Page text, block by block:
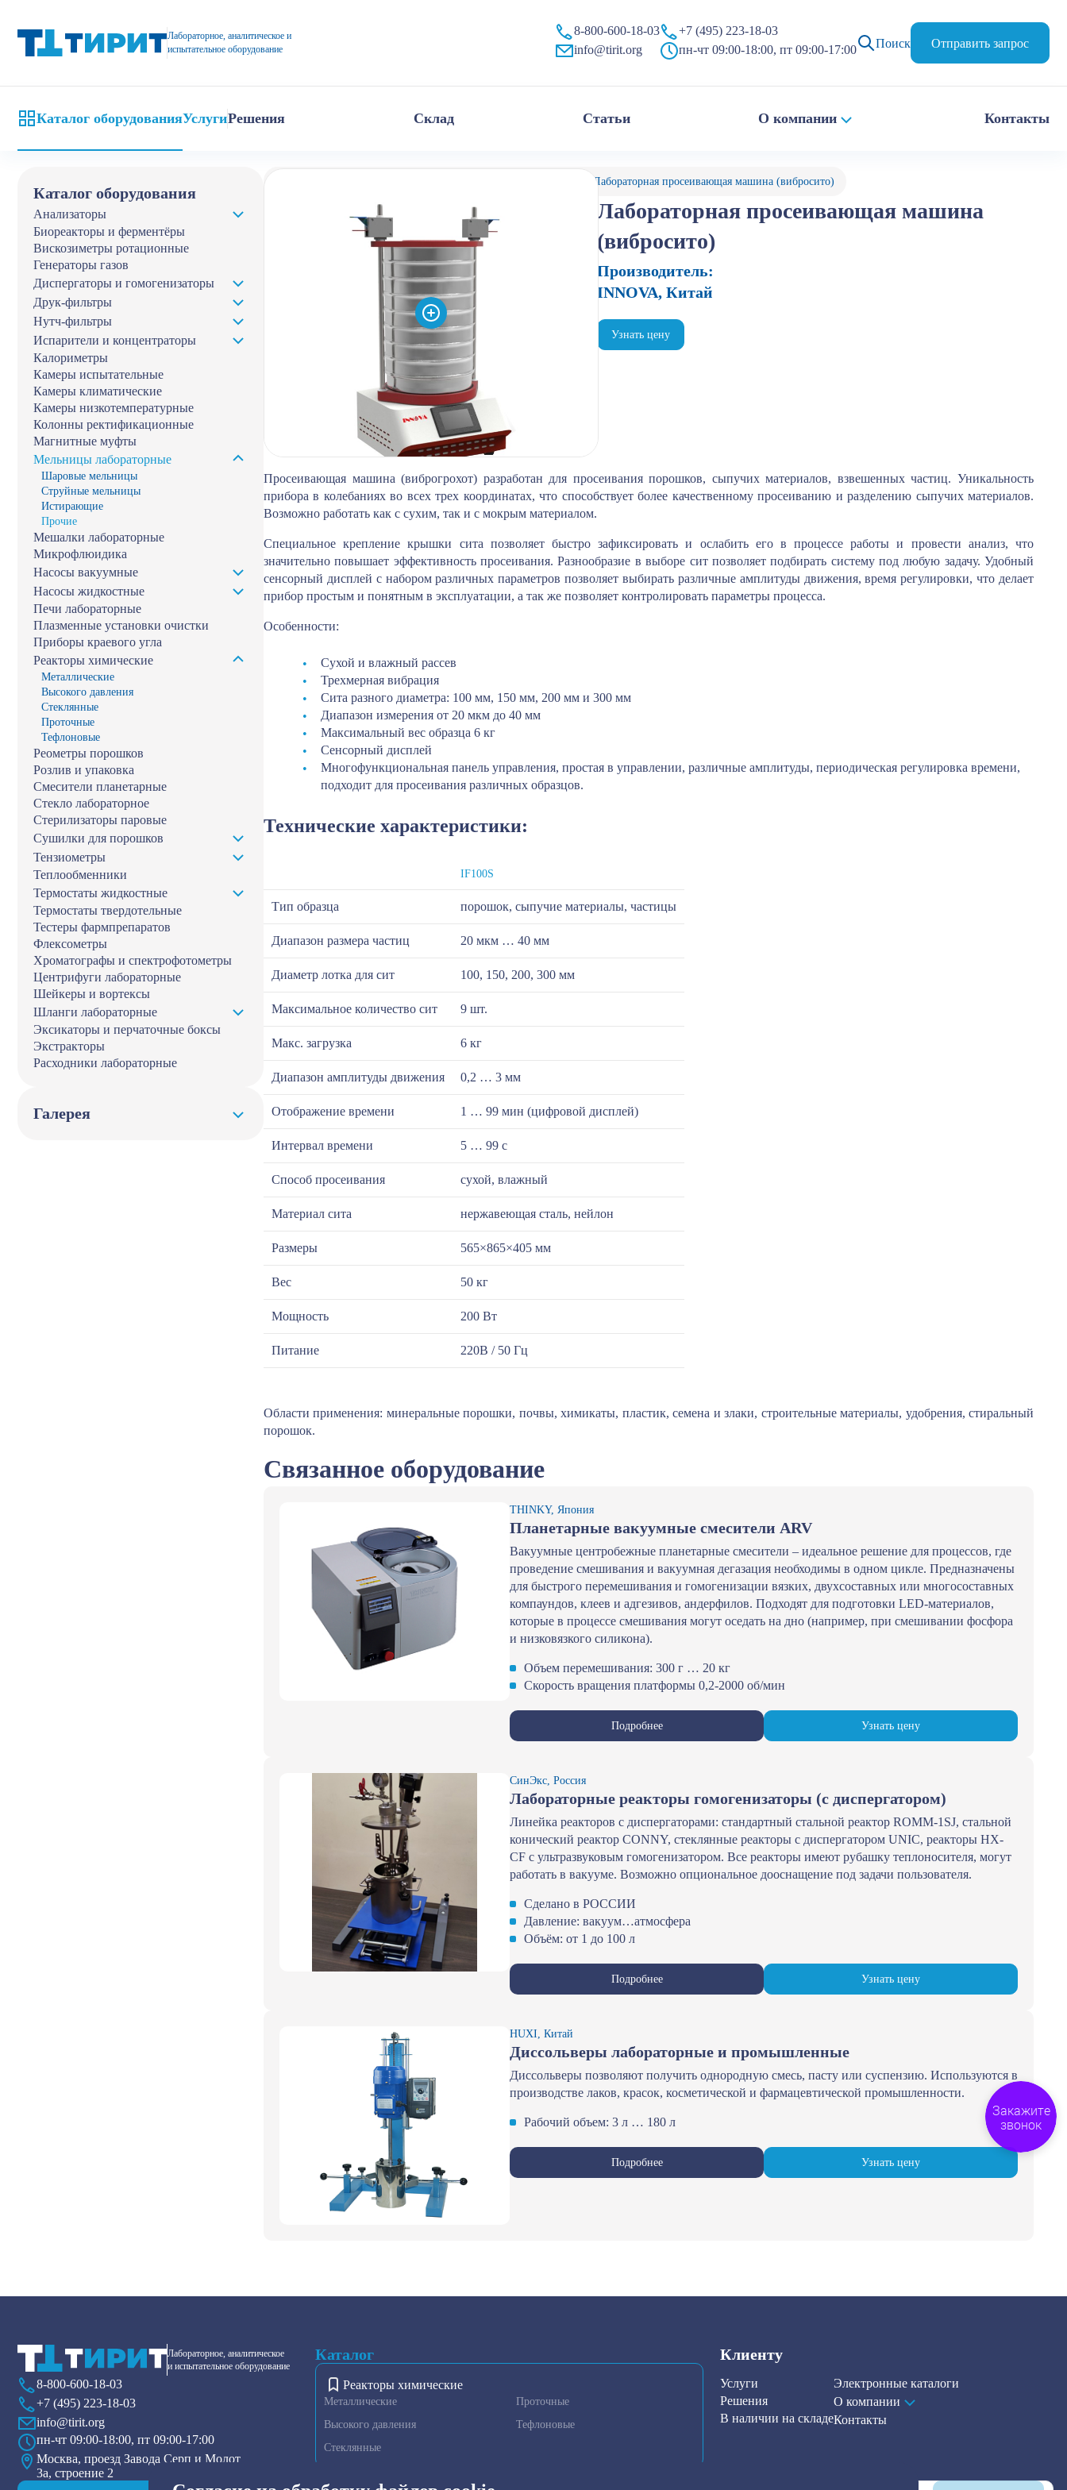
Лабораторное, аналитическое и
испытательное оборудование
8-800-600-18-03
info@tirit.org
+7 (495) 223-18-03
пн-чт 09:00-18:00, пт 09:00-17:00
Поиск Отправить запрос
Каталог оборудованияУслугиРешения Склад Статьи О компании Контакты
Каталог оборудования
Анализаторы
Биореакторы и ферментёры
Вискозиметры ротационные
Генераторы газов
Диспергаторы и гомогенизаторы
Друк-фильтры
Нутч-фильтры
Испарители и концентраторы
Калориметры
Камеры испытательные
Камеры климатические
Камеры низкотемпературные
Колонны ректификационные
Магнитные муфты
Мельницы лабораторные
Шаровые мельницы
Струйные мельницы
Истирающие
Прочие
Мешалки лабораторные
Микрофлюидика
Насосы вакуумные
Насосы жидкостные
Печи лабораторные
Плазменные установки очистки
Приборы краевого угла
Реакторы химические
Металлические
Высокого давления
Стеклянные
Проточные
Тефлоновые
Реометры порошков
Розлив и упаковка
Смесители планетарные
Стекло лабораторное
Стерилизаторы паровые
Сушилки для порошков
Тензиометры
Теплообменники
Термостаты жидкостные
Термостаты твердотельные
Тестеры фармпрепаратов
Флексометры
Хроматографы и спектрофотометры
Центрифуги лабораторные
Шейкеры и вортексы
Шланги лабораторные
Эксикаторы и перчаточные боксы
Экстракторы
Расходники лабораторные
Галерея
Лабораторная просеивающая машина (вибросито)
Лабораторная просеивающая машина
(вибросито)
Производитель:
INNOVA, Китай
Узнать цену
Просеивающая машина (виброгрохот) разработан для просеивания порошков, сыпучих материалов, взвешенных частиц. Уникальность
прибора в колебаниях во всех трех координатах, что способствует более качественному просеиванию и разделению сыпучих материалов.
Возможно работать как с сухим, так и с мокрым материалом.
Специальное крепление крышки сита позволяет быстро зафиксировать и ослабить его в процессе работы и провести анализ, что
значительно повышает эффективность просеивания. Разнообразие в выборе сит позволяет подбирать систему под любую задачу. Удобный
сенсорный дисплей с набором различных параметров позволяет выбирать различные амплитуды движения, время регулировки, что делает
прибор простым и понятным в эксплуатации, а так же позволяет контролировать параметры процесса.
Особенности:
Сухой и влажный рассев
Трехмерная вибрация
Сита разного диаметра: 100 мм, 150 мм, 200 мм и 300 мм
Диапазон измерения от 20 мкм до 40 мм
Максимальный вес образца 6 кг
Сенсорный дисплей
Многофункциональная панель управления, простая в управлении, различные амплитуды, периодическая регулировка времени,
подходит для просеивания различных образцов.
Технические характеристики:
IF100S
Тип образца порошок, сыпучие материалы, частицы
Диапазон размера частиц 20 мкм … 40 мм
Диаметр лотка для сит 100, 150, 200, 300 мм
Максимальное количество сит 9 шт.
Макс. загрузка 6 кг
Диапазон амплитуды движения 0,2 … 3 мм
Отображение времени 1 … 99 мин (цифровой дисплей)
Интервал времени 5 … 99 с
Способ просеивания сухой, влажный
Материал сита нержавеющая сталь, нейлон
Размеры 565×865×405 мм
Вес 50 кг
Мощность 200 Вт
Питание 220В / 50 Гц
Области применения: минеральные порошки, почвы, химикаты, пластик, семена и злаки, строительные материалы, удобрения, стиральный
порошок.
Связанное оборудование
THINKY, Япония
Планетарные вакуумные смесители ARV
Вакуумные центробежные планетарные смесители – идеальное решение для процессов, где
проведение смешивания и вакуумная дегазация необходимы в одном цикле. Предназначены
для быстрого перемешивания и гомогенизации вязких, двухсоставных или многосоставных
компаундов, клеев и адгезивов, андерфилов. Подходят для подготовки LED-материалов,
которые в процессе смешивания могут оседать на дно (например, при смешивании фосфора
и низковязкого силикона).
Объем перемешивания: 300 г … 20 кг
Скорость вращения платформы 0,2-2000 об/мин
Подробнее Узнать цену
СинЭкс, Россия
Лабораторные реакторы гомогенизаторы (с диспергатором)
Линейка реакторов с диспергаторами: стандартный стальной реактор ROMM-1SJ, стальной
конический реактор CONNY, стеклянные реакторы с диспергатором UNIC, реакторы HX-
CF с ультразвуковым гомогенизатором. Все реакторы имеют рубашку теплоносителя, могут
работать в вакууме. Возможно опциональное дооснащение под задачи пользователя.
Сделано в РОССИИ
Давление: вакуум…атмосфера
Объём: от 1 до 100 л
Подробнее Узнать цену
HUXI, Китай
Диссольверы лабораторные и промышленные
Диссольверы позволяют получить однородную смесь, пасту или суспензию. Используются в
производстве лаков, красок, косметической и фармацевтической промышленности.
Рабочий объем: 3 л … 180 л
Подробнее Узнать цену
Лабораторное, аналитическое
и испытательное оборудование
8-800-600-18-03
+7 (495) 223-18-03
info@tirit.org
пн-чт 09:00-18:00, пт 09:00-17:00
Москва, проезд Завода Серп и Молот
3а, строение 2
Каталог
Реакторы химические
Металлические
Высокого давления
Стеклянные
Проточные
Тефлоновые
Клиенту
Услуги
Решения
В наличии на складе
Электронные каталоги
О компании
Контакты